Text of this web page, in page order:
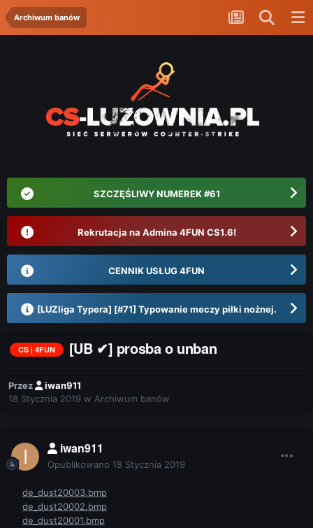
Archiwum banów
SZCZĘŚLIWY NUMEREK #61
Rekrutacja na Admina 4FUN CS1.6!
CENNIK USŁUG 4FUN
[LUZliga Typera] [#71] Typowanie meczy piłki nożnej.
CS | 4FUN [UB ✔] prosba o unban
Przez
iwan911
18 Stycznia 2019 w Archiwum banów
iwan911
Opublikowano 18 Stycznia 2019
de_dust20003.bmp
de_dust20002.bmp
de_dust20001.bmp